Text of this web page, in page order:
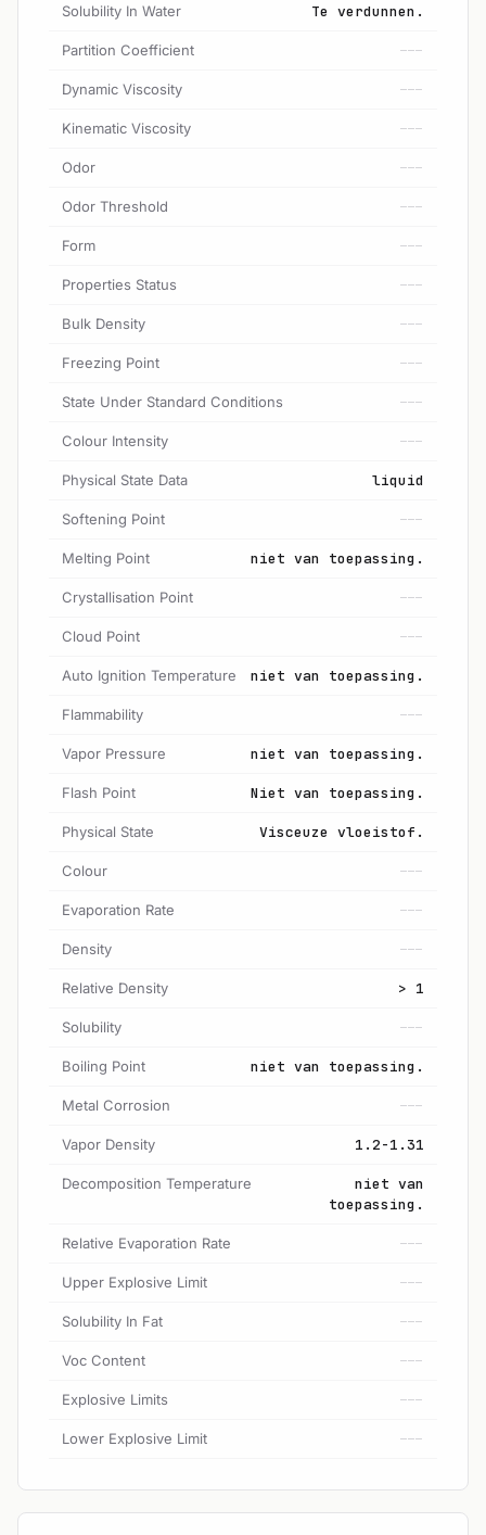
Solubility In Water Te verdunnen.
Partition Coefficient ---
Dynamic Viscosity ---
Kinematic Viscosity ---
Odor ---
Odor Threshold ---
Form ---
Properties Status ---
Bulk Density ---
Freezing Point ---
State Under Standard Conditions ---
Colour Intensity ---
Physical State Data liquid
Softening Point ---
Melting Point niet van toepassing.
Crystallisation Point ---
Cloud Point ---
Auto Ignition Temperature niet van toepassing.
Flammability ---
Vapor Pressure niet van toepassing.
Flash Point Niet van toepassing.
Physical State Visceuze vloeistof.
Colour ---
Evaporation Rate ---
Density ---
Relative Density > 1
Solubility ---
Boiling Point niet van toepassing.
Metal Corrosion ---
Vapor Density 1.2-1.31
Decomposition Temperature
niet van
toepassing.
Relative Evaporation Rate ---
Upper Explosive Limit ---
Solubility In Fat ---
Voc Content ---
Explosive Limits ---
Lower Explosive Limit ---